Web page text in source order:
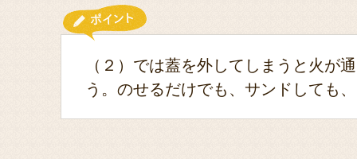
（２）では蓋を外してしまうと火が
う。のせるだけでも、サンドしても